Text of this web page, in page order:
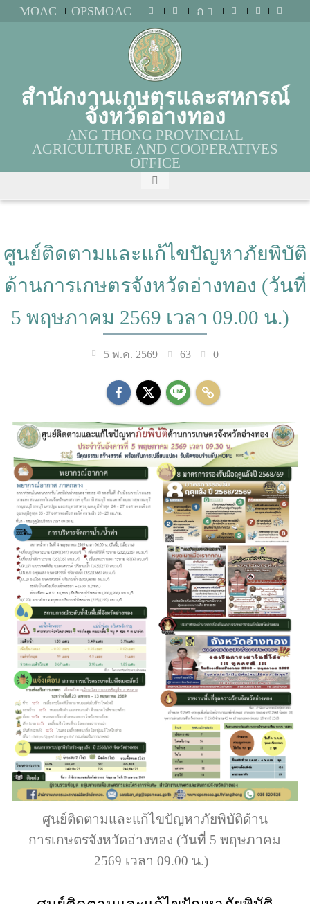
MOAC OPSMOAC ก
สำนักงานเกษตรและสหกรณ์
จังหวัดอ่างทอง
ANG THONG PROVINCIAL
AGRICULTURE AND COOPERATIVES
OFFICE
ศูนย์ติดตามและแก้ไขปัญหาภัยพิบัติ
ด้านการเกษตรจังหวัดอ่างทอง (วันที่
5 พฤษภาคม 2569 เวลา 09.00 น.)
5 พ.ค. 2569 63 0
ศูนย์ติดตามและแก้ไขปัญหาภัยพิบัติด้าน
การเกษตรจังหวัดอ่างทอง (วันที่ 5 พฤษภาคม
2569 เวลา 09.00 น.)